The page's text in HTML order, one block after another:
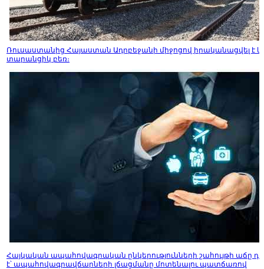
Ռուսաստանից Հայաստան Ադրբեջանի միջոցով իրականացվել է
տարանցիկ բեռ։
Հայկական ապահովագրական ընկերությունների շահույթի աճը
է՝ ապահովագրավճարների լճացմանը մոտենալու պատճառով